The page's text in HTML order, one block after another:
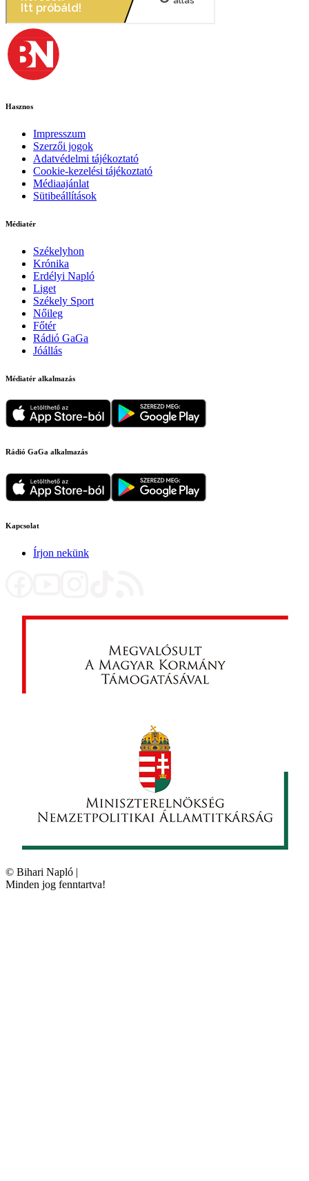
Hasznos
Impresszum
Szerzői jogok
Adatvédelmi tájékoztató
Cookie-kezelési tájékoztató
Médiaajánlat
Sütibeállítások
Médiatér
Székelyhon
Krónika
Erdélyi Napló
Liget
Székely Sport
Nőileg
Főtér
Rádió GaGa
Jóállás
Médiatér alkalmazás
Rádió GaGa alkalmazás
Kapcsolat
Írjon nekünk
© Bihari Napló |
Minden jog fenntartva!